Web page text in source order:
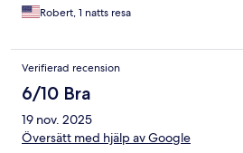
Robert, 1 natts resa
Verifierad recension
6/10 Bra
19 nov. 2025
Översätt med hjälp av Google